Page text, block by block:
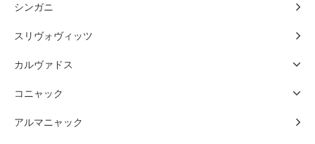
シンガニ
スリヴォヴィッツ
カルヴァドス
コニャック
アルマニャック